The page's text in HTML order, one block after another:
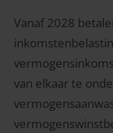
Vanaf 2028
van elkaar te